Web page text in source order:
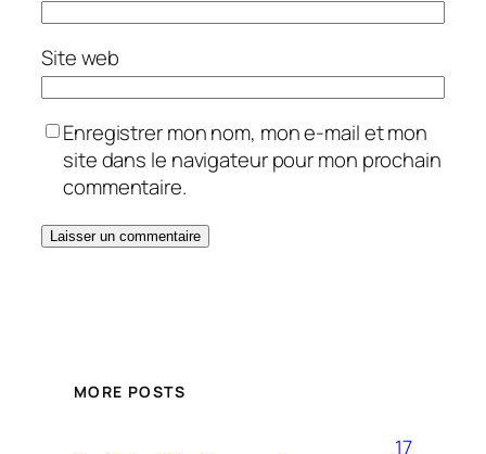
Site web
Enregistrer mon nom, mon e-mail et mon
site dans le navigateur pour mon prochain
commentaire.
MORE POSTS
17